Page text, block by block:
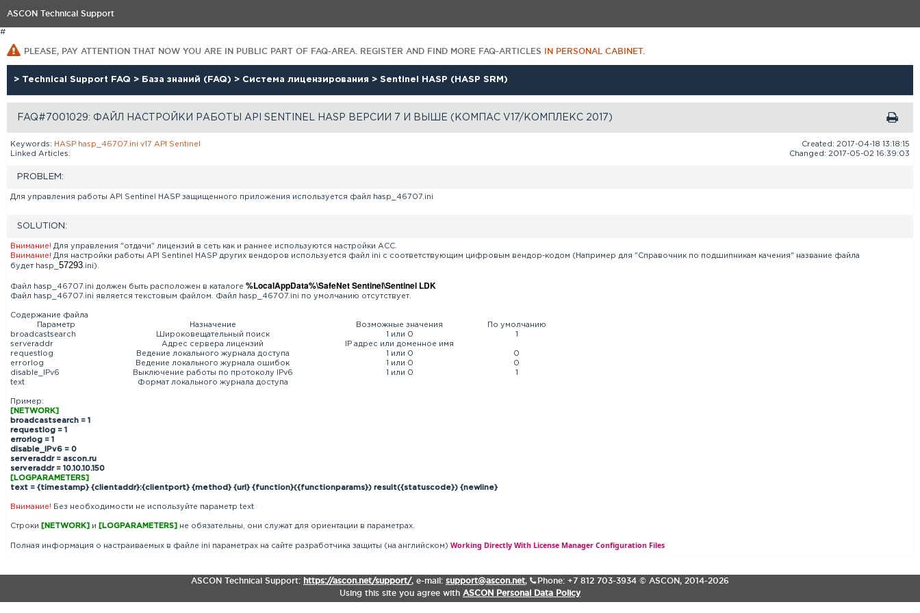
ASCON Technical Support
#
PLEASE, PAY ATTENTION THAT NOW YOU ARE IN PUBLIC PART OF FAQ-AREA. REGISTER AND FIND MORE FAQ-ARTICLES IN PERSONAL CABINET.
> Technical Support FAQ > База знаний (FAQ) > Система лицензирования > Sentinel HASP (HASP SRM)
FAQ#7001029: ФАЙЛ НАСТРОЙКИ РАБОТЫ API SENTINEL HASP ВЕРСИИ 7 И ВЫШЕ (КОМПАС V17/КОМПЛЕКС 2017)
Keywords: HASP hasp_46707.ini v17 API Sentinel
Created: 2017-04-18 13:18:15
Linked Articles:
Changed: 2017-05-02 16:39:03
PROBLEM:
Для управления работы API Sentinel HASP защищенного приложения используется файл hasp_46707.ini
SOLUTION:
Внимание! Для управления "отдачи" лицензий в сеть как и раннее используются настройки ACC.
Внимание! Для настройки работы API Sentinel HASP других вендоров используется файл ini с соответствующим цифровым вендор-кодом (Например для "Справочник по подшипникам качения" название файла
будет hasp_ 57293.ini).
Файл hasp_46707.ini должен быть расположен в каталоге %LocalAppData%\SafeNet Sentinel\Sentinel LDK
Файл hasp_46707.ini является текстовым файлом. Файл hasp_46707.ini по умолчанию отсутствует.
Содержание файла
Параметр
Назначение Возможные значения
По умолчанию
broadcastsearch
Широковещательный поиск 1 или 0
1
serveraddr
Адрес сервера лицензий
IP адрес или доменное имя
requestlog
Ведение локального журнала доступа 1 или 0
0
errorlog
Ведение локального журнала ошибок 1 или 0
0
disable_IPv6
Выключение работы по протоколу IPv6 1 или 0
1
text
Формат локального журнала доступа
Пример:
[NETWORK]
broadcastsearch = 1
requestlog = 1
errorlog = 1
disable_IPv6 = 0
serveraddr = ascon.ru
serveraddr = 10.10.10.150
[LOGPARAMETERS]
text = {timestamp} {clientaddr}:{clientport} {method} {url} {function}({functionparams}) result({statuscode}) {newline}
Внимание! Без необходимости не используйте параметр text
Строки [NETWORK] и [LOGPARAMETERS] не обязательны, они служат для ориентации в параметрах.
Полная информация о настраиваемых в файле ini параметрах на сайте разработчика защиты (на английском) Working Directly With License Manager Configuration Files
ASCON Technical Support: https://ascon.net/support/, e-mail: support@ascon.net, Phone: +7 812 703-3934 © ASCON, 2014-2026
Using this site you agree with ASCON Personal Data Policy